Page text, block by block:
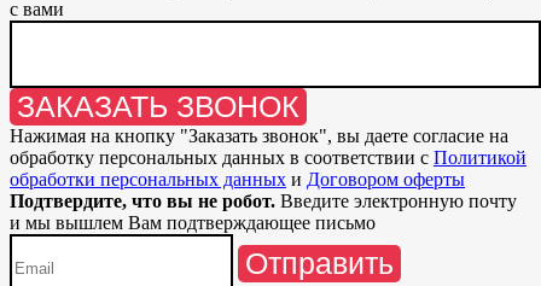
с вами
ЗАКАЗАТЬ ЗВОНОК
Нажимая на кнопку "Заказать звонок", вы даете согласие на
обработку персональных данных в соответствии с Политикой
обработки персональных данных и Договором оферты
Подтвердите, что вы не робот. Введите электронную почту
и мы вышлем Вам подтверждающее письмо
Отправить